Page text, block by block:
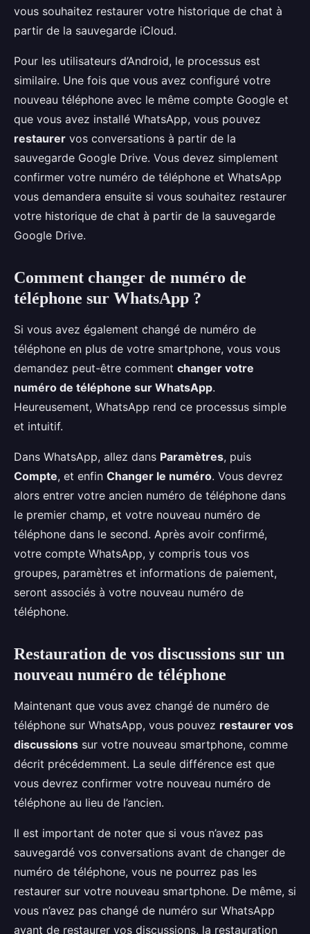
vous souhaitez restaurer votre historique de chat à
partir de la sauvegarde iCloud.
Pour les utilisateurs d’Android, le processus est
similaire. Une fois que vous avez configuré votre
nouveau téléphone avec le même compte Google et
que vous avez installé WhatsApp, vous pouvez
restaurer vos conversations à partir de la
sauvegarde Google Drive. Vous devez simplement
confirmer votre numéro de téléphone et WhatsApp
vous demandera ensuite si vous souhaitez restaurer
votre historique de chat à partir de la sauvegarde
Google Drive.
Comment changer de numéro de
téléphone sur WhatsApp ?
Si vous avez également changé de numéro de
téléphone en plus de votre smartphone, vous vous
demandez peut-être comment changer votre
numéro de téléphone sur WhatsApp.
Heureusement, WhatsApp rend ce processus simple
et intuitif.
Dans WhatsApp, allez dans Paramètres, puis
Compte, et enfin Changer le numéro. Vous devrez
alors entrer votre ancien numéro de téléphone dans
le premier champ, et votre nouveau numéro de
téléphone dans le second. Après avoir confirmé,
votre compte WhatsApp, y compris tous vos
groupes, paramètres et informations de paiement,
seront associés à votre nouveau numéro de
téléphone.
Restauration de vos discussions sur un
nouveau numéro de téléphone
Maintenant que vous avez changé de numéro de
téléphone sur WhatsApp, vous pouvez restaurer vos
discussions sur votre nouveau smartphone, comme
décrit précédemment. La seule différence est que
vous devrez confirmer votre nouveau numéro de
téléphone au lieu de l’ancien.
Il est important de noter que si vous n’avez pas
sauvegardé vos conversations avant de changer de
numéro de téléphone, vous ne pourrez pas les
restaurer sur votre nouveau smartphone. De même, si
vous n’avez pas changé de numéro sur WhatsApp
avant de restaurer vos discussions, la restauration